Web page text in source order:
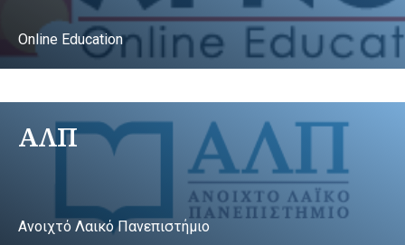
Online Education
ΑΛΠ
Ανοιχτό Λαικό Πανεπιστήμιο